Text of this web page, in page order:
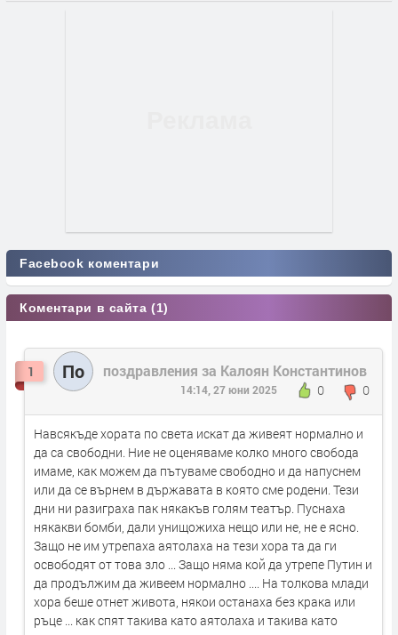
Facebook коментари
Коментари в сайта (1)
1 По поздравления за Калоян Константинов
0 0
14:14, 27 юни 2025
Навсякъде хората по света искат да живеят нормално и
да са свободни. Ние не оценяваме колко много свобода
имаме, как можем да пътуваме свободно и да напуснем
или да се върнем в държавата в която сме родени. Тези
дни ни разиграха пак някакъв голям театър. Пуснаха
някакви бомби, дали унищожиха нещо или не, не е ясно.
Защо не им утрепаха аятолаха на тези хора та да ги
освободят от това зло ... Защо няма кой да утрепе Путин и
да продължим да живеем нормално .... На толкова млади
хора беше отнет живота, някои останаха без крака или
ръце ... как спят такива като аятолаха и такива като